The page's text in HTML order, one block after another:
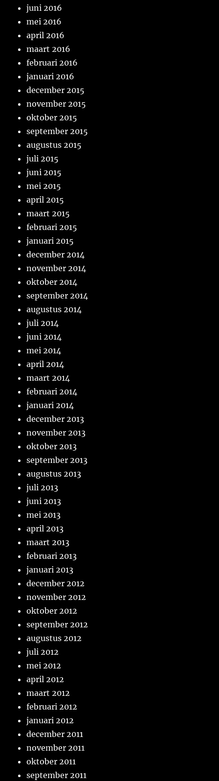
juni 2016
mei 2016
april 2016
maart 2016
februari 2016
januari 2016
december 2015
november 2015
oktober 2015
september 2015
augustus 2015
juli 2015
juni 2015
mei 2015
april 2015
maart 2015
februari 2015
januari 2015
december 2014
november 2014
oktober 2014
september 2014
augustus 2014
juli 2014
juni 2014
mei 2014
april 2014
maart 2014
februari 2014
januari 2014
december 2013
november 2013
oktober 2013
september 2013
augustus 2013
juli 2013
juni 2013
mei 2013
april 2013
maart 2013
februari 2013
januari 2013
december 2012
november 2012
oktober 2012
september 2012
augustus 2012
juli 2012
mei 2012
april 2012
maart 2012
februari 2012
januari 2012
december 2011
november 2011
oktober 2011
september 2011